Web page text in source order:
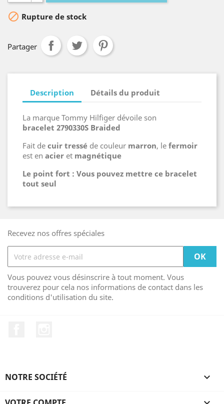
 Rupture de stock
Partager
Description Détails du produit
La marque Tommy Hilfiger dévoile son
bracelet 2790330S Braided
Fait de cuir tressé de couleur marron, le fermoir
est en acier et magnétique
Le point fort : Vous pouvez mettre ce bracelet
tout seul
Recevez nos offres spéciales
Vous pouvez vous désinscrire à tout moment. Vous
trouverez pour cela nos informations de contact dans les
conditions d'utilisation du site.
NOTRE SOCIÉTÉ 